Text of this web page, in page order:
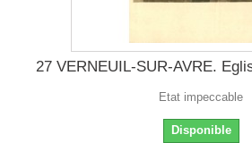
27 VERNEUIL-SUR-AVRE.
Etat impeccable
Disponible